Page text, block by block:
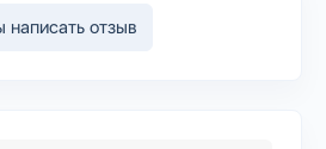
написать отзыв